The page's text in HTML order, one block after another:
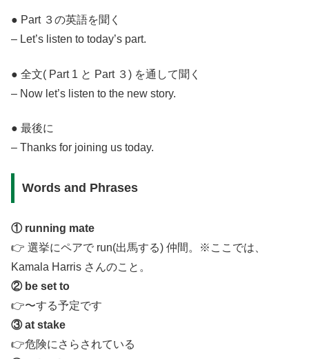
● Part ３の英語を聞く
– Let’s listen to today’s part.
● 全文( Part 1 と Part ３) を通して聞く
– Now let’s listen to the new story.
● 最後に
– Thanks for joining us today.
Words and Phrases
① running mate
👉 選挙にペアで run(出馬する) 仲間。※ここでは、
Kamala Harris さんのこと。
② be set to
👉〜する予定です
③ at stake
👉危険にさらされている